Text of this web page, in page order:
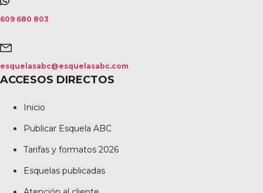
609 680 803
esquelasabc@esquelasabc.com
ACCESOS DIRECTOS
Inicio
Publicar Esquela ABC
Tarifas y formatos 2026
Esquelas publicadas